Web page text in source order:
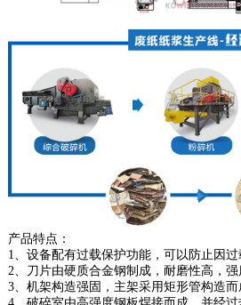
产品特点：
1、设备配有过载保护功能，可以防止因过
2、刀片由硬质合金钢制成，耐磨性高，强
3、机架构造强固，主架采用矩形管构造而